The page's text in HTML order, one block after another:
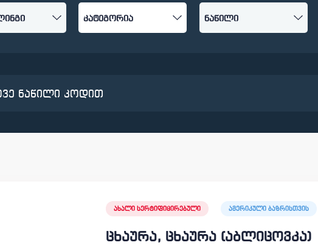
ახალი სერტიფიცირებული ამერიკული ბაზრისთვის
ცხაურა, ცხაურა (აბლიცოვკა)